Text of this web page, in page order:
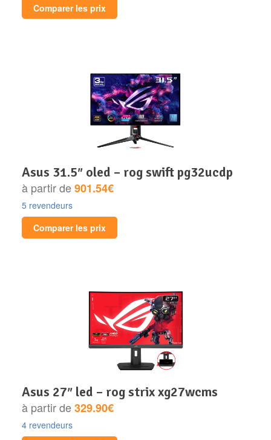
Comparer les prix
asus 31.5″ oled – rog swift pg32ucdp
à partir de901.54€
5 revendeurs
Comparer les prix
asus 27″ led – rog strix xg27wcms
à partir de329.90€
4 revendeurs